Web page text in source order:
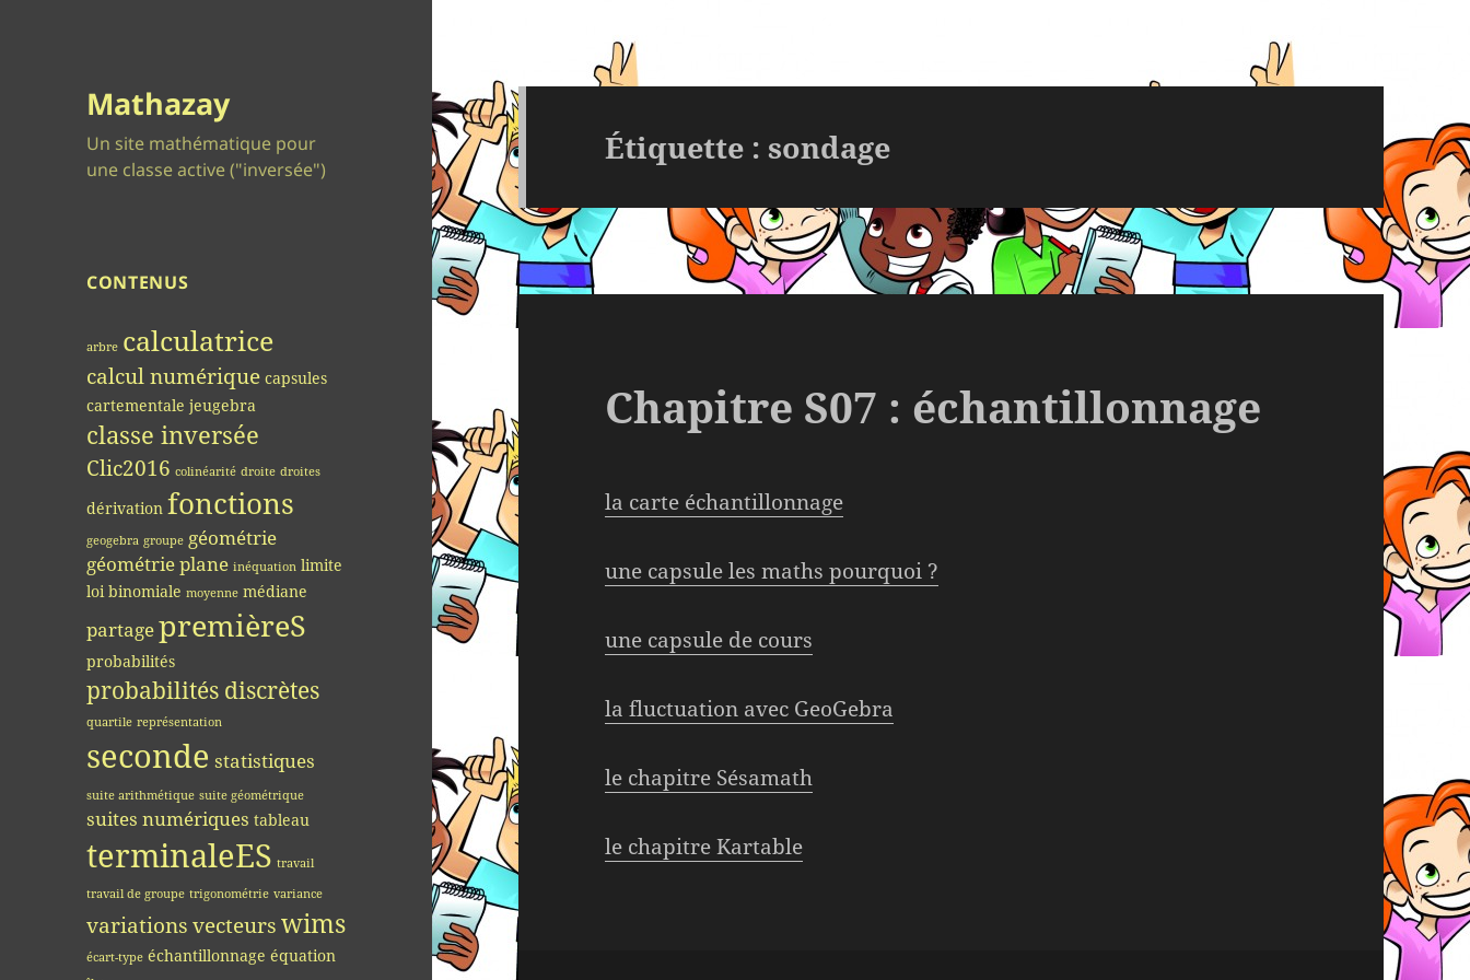
Mathazay
Un site mathématique pour
une classe active ("inversée")
CONTENUS
arbre calculatrice
calcul numérique capsules
cartementale jeugebra
classe inversée
Clic2016 colinéarité droite droites
dérivation fonctions
geogebra groupe géométrie
géométrie plane inéquation limite
loi binomiale moyenne médiane
partagepremièreS
probabilités
probabilités discrètes
quartile représentation
seconde statistiques
suite arithmétique suite géométrique
suites numériques tableau
terminaleES travail
travail de groupe trigonométrie variance
variations vecteurs wims
écart-type échantillonnage équation
Étiquette :sondage
Chapitre S07 : échantillonnage
la carte échantillonnage
une capsule les maths pourquoi ?
une capsule de cours
la fluctuation avec GeoGebra
le chapitre Sésamath
le chapitre Kartable